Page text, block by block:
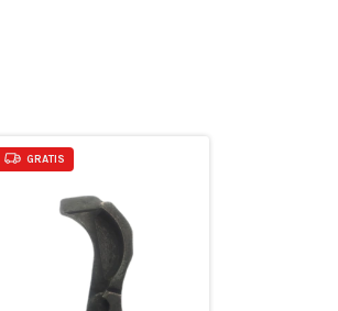
GRATIS